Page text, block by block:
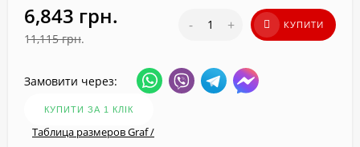
6,843 грн.
11,115 грн.
- + КУПИТИ
Замовити через:
КУПИТИ ЗА 1 КЛIК
Таблица размеров Graf /